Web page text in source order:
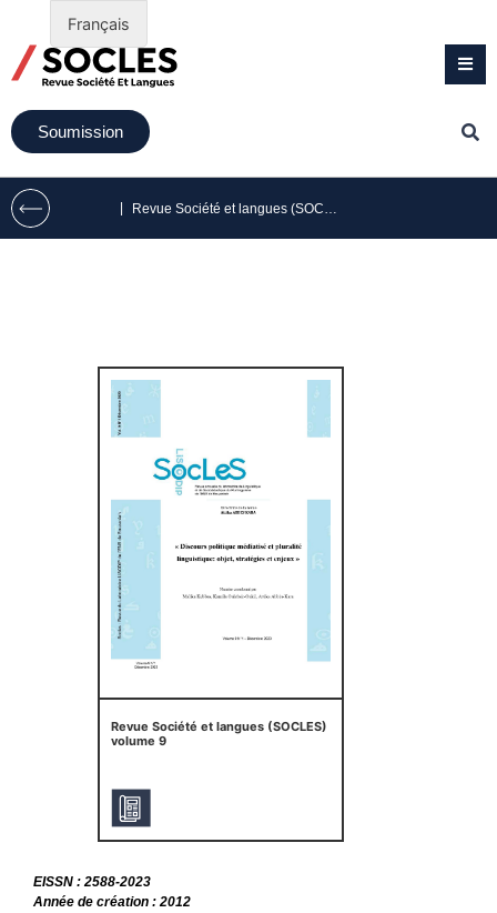
Soumission
Revue Société et langues (SOCLES)
volume 9
EISSN : 2588-2023
Année de création : 2012
Français